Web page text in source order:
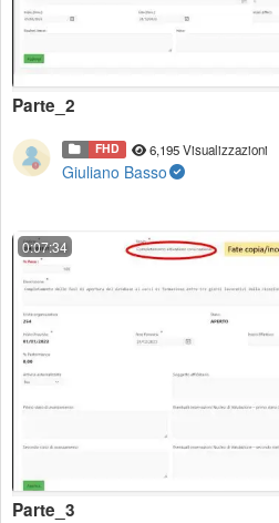
Parte_2
FHD 6,195 Visualizzazioni
Giuliano Basso
0:07:34
Parte_3